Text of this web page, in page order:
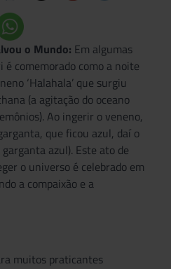
o Mundo: Em algumas
comemorado como a noite
‘Halahala’ que surgiu
(a agitação do oceano
Ao ingerir o veneno,
que ficou azul, daí o
azul). Este ato de
o universo é celebrado em
a compaixão e a
muitos praticantes